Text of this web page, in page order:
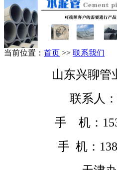
当前位置： 首页 >> 联系我们
山东兴聊管
联系人
手 机：
手 机：